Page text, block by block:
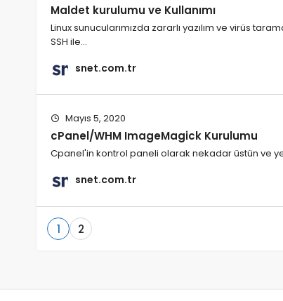
Maldet kurulumu ve Kullanımı
Linux sunucularımızda zararlı yazılım ve virüs
SSH ile…
snet.com.tr
Mayıs 5, 2020
cPanel/WHM ImageMagick Kurulumu
Cpanel'in kontrol paneli olarak nekadar üstün ve
snet.com.tr
1 2